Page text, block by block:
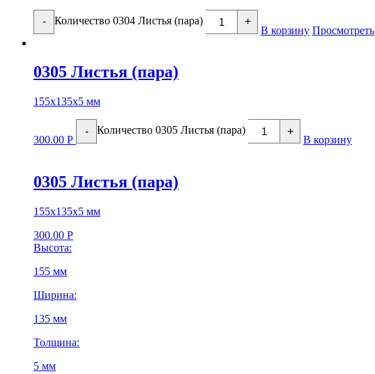
- Количество 0304 Листья (пара) +
В корзину Просмотреть
0305 Листья (пара)
155х135х5 мм
300.00 Р
- Количество 0305 Листья (пара) +
В корзину
0305 Листья (пара)
155х135х5 мм
300.00 Р
Высота:
155 мм
Ширина:
135 мм
Толщина:
5 мм